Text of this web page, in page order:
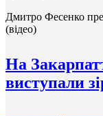
Дмитро Фесенко
(відео)
На
виступали